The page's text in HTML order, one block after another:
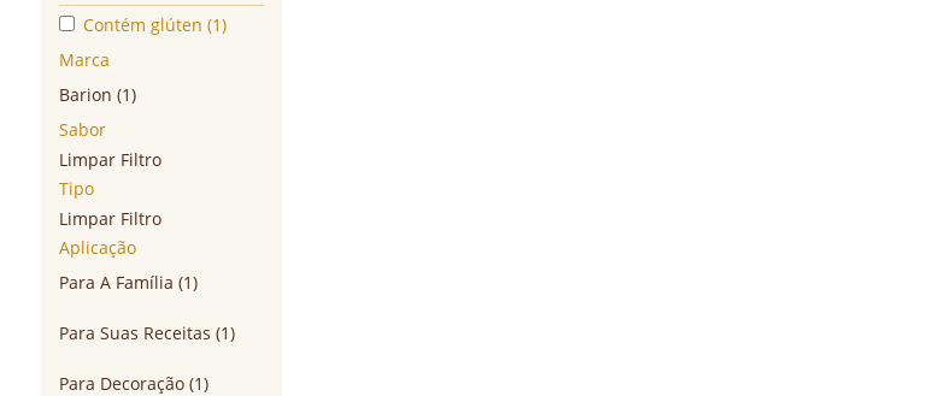
Contém glúten (1)
Marca
Barion (1)
Sabor
Limpar Filtro
Tipo
Limpar Filtro
Aplicação
Para A Família (1)
Para Suas Receitas (1)
Para Decoração (1)